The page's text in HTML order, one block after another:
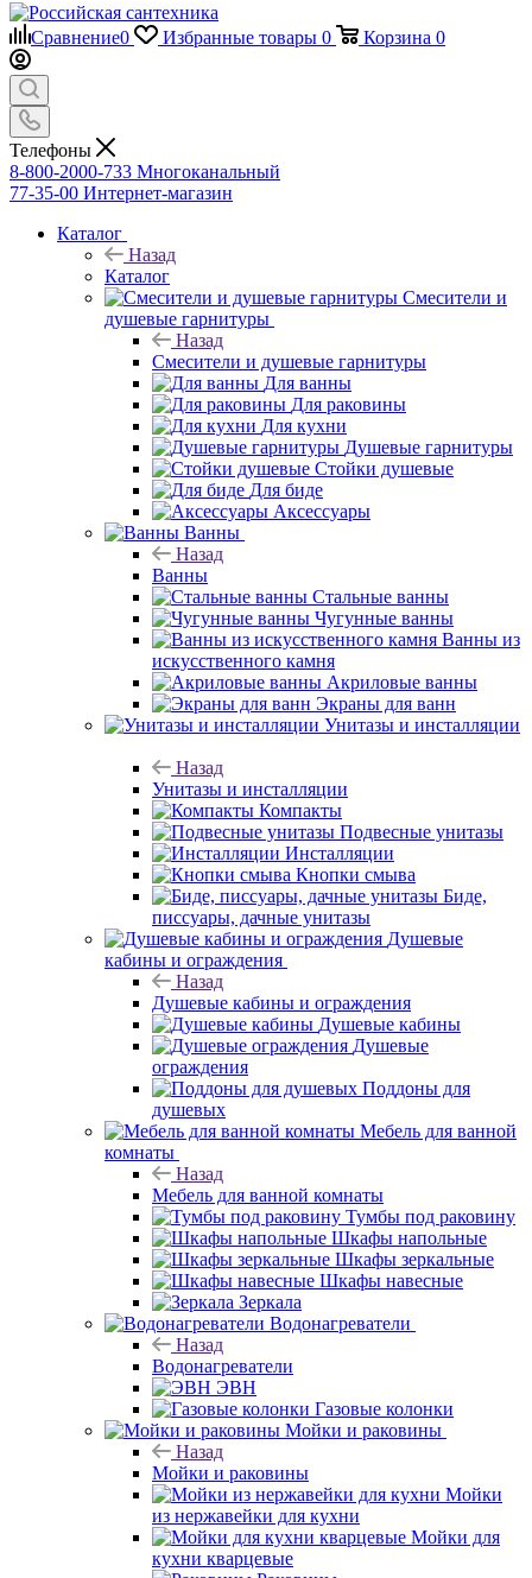
Сравнение0 Избранные товары 0 Корзина 0
Телефоны
8-800-2000-733 Многоканальный
77-35-00 Интернет-магазин
Каталог
Назад
Каталог
Смесители и
душевые гарнитуры
Назад
Смесители и душевые гарнитуры
Для ванны
Для раковины
Для кухни
Душевые гарнитуры
Стойки душевые
Для биде
Аксессуары
Ванны
Назад
Ванны
Стальные ванны
Чугунные ванны
Ванны из
искусственного камня
Акриловые ванны
Экраны для ванн
Унитазы и инсталляции
Назад
Унитазы и инсталляции
Компакты
Подвесные унитазы
Инсталляции
Кнопки смыва
Биде,
писсуары, дачные унитазы
Душевые
кабины и ограждения
Назад
Душевые кабины и ограждения
Душевые кабины
Душевые
ограждения
Поддоны для
душевых
Мебель для ванной
комнаты
Назад
Мебель для ванной комнаты
Тумбы под раковину
Шкафы напольные
Шкафы зеркальные
Шкафы навесные
Зеркала
Водонагреватели
Назад
Водонагреватели
ЭВН
Газовые колонки
Мойки и раковины
Назад
Мойки и раковины
Мойки
из нержавейки для кухни
Мойки для
кухни кварцевые